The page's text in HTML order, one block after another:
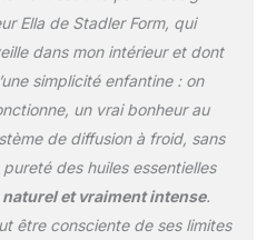
jours (niveau d'
intensité 1) non-
de lumière est
activé, la durée de
fonctionnement est
encore plus longue
LUMIÈRE : grâce au
détecteur de
Ella de Stadler Form, qui
dans mon intérieur et dont
simplicité enfantine : on
un vrai bonheur au
de diffusion à froid, sans
des huiles essentielles
et vraiment intense.
être consciente de ses limites